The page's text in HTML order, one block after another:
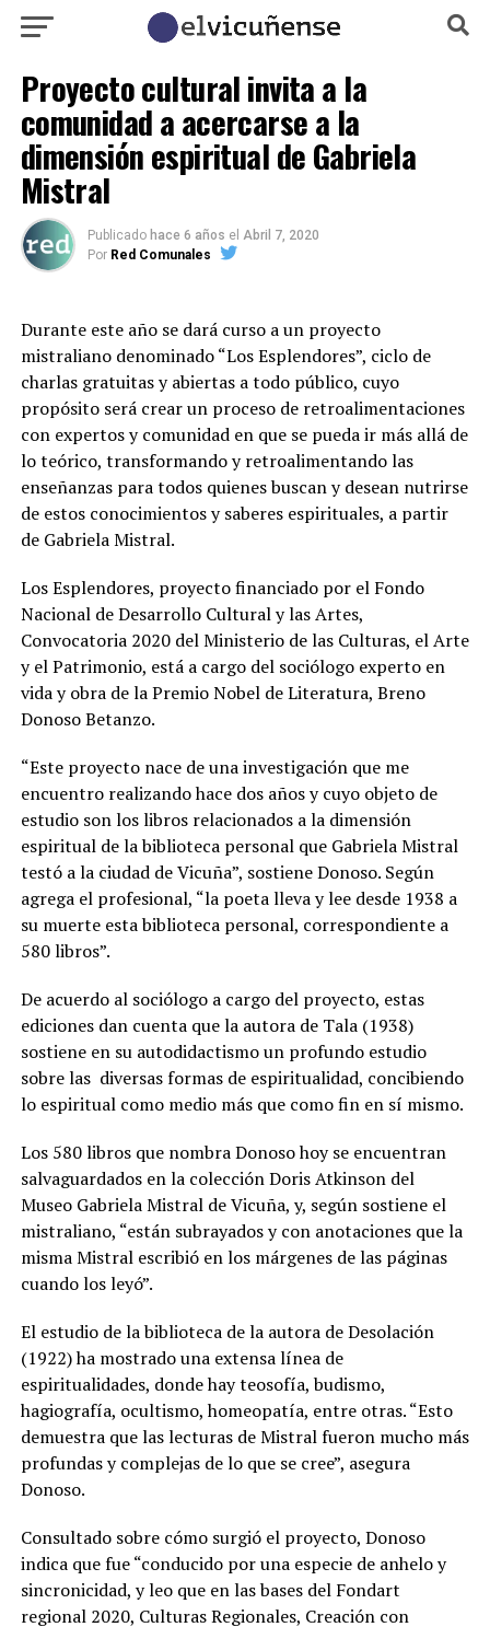
Proyecto cultural invita a la
comunidad a acercarse a la
dimensión espiritual de Gabriela
Mistral
Publicado hace 6 años el Abril 7, 2020
Por Red Comunales
Durante este año se dará curso a un proyecto
mistraliano denominado “Los Esplendores”, ciclo de
charlas gratuitas y abiertas a todo público, cuyo
propósito será crear un proceso de retroalimentaciones
con expertos y comunidad en que se pueda ir más allá de
lo teórico, transformando y retroalimentando las
enseñanzas para todos quienes buscan y desean nutrirse
de estos conocimientos y saberes espirituales, a partir
de Gabriela Mistral.
Los Esplendores, proyecto financiado por el Fondo
Nacional de Desarrollo Cultural y las Artes,
Convocatoria 2020 del Ministerio de las Culturas, el Arte
y el Patrimonio, está a cargo del sociólogo experto en
vida y obra de la Premio Nobel de Literatura, Breno
Donoso Betanzo.
“Este proyecto nace de una investigación que me
encuentro realizando hace dos años y cuyo objeto de
estudio son los libros relacionados a la dimensión
espiritual de la biblioteca personal que Gabriela Mistral
testó a la ciudad de Vicuña”, sostiene Donoso. Según
agrega el profesional, “la poeta lleva y lee desde 1938 a
su muerte esta biblioteca personal, correspondiente a
580 libros”.
De acuerdo al sociólogo a cargo del proyecto, estas
ediciones dan cuenta que la autora de Tala (1938)
sostiene en su autodidactismo un profundo estudio
sobre las diversas formas de espiritualidad, concibiendo
lo espiritual como medio más que como fin en sí mismo.
Los 580 libros que nombra Donoso hoy se encuentran
salvaguardados en la colección Doris Atkinson del
Museo Gabriela Mistral de Vicuña, y, según sostiene el
mistraliano, “están subrayados y con anotaciones que la
misma Mistral escribió en los márgenes de las páginas
cuando los leyó”.
El estudio de la biblioteca de la autora de Desolación
(1922) ha mostrado una extensa línea de
espiritualidades, donde hay teosofía, budismo,
hagiografía, ocultismo, homeopatía, entre otras. “Esto
demuestra que las lecturas de Mistral fueron mucho más
profundas y complejas de lo que se cree”, asegura
Donoso.
Consultado sobre cómo surgió el proyecto, Donoso
indica que fue “conducido por una especie de anhelo y
sincronicidad, y leo que en las bases del Fondart
regional 2020, Culturas Regionales, Creación con